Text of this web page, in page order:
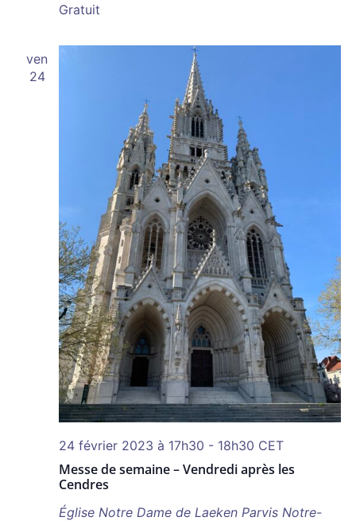
Gratuit
ven
24
Messe de semaine – Vendredi après les
Cendres
24 février 2023 à 17h30 - 18h30 CET
Église Notre Dame de Laeken Parvis Notre-